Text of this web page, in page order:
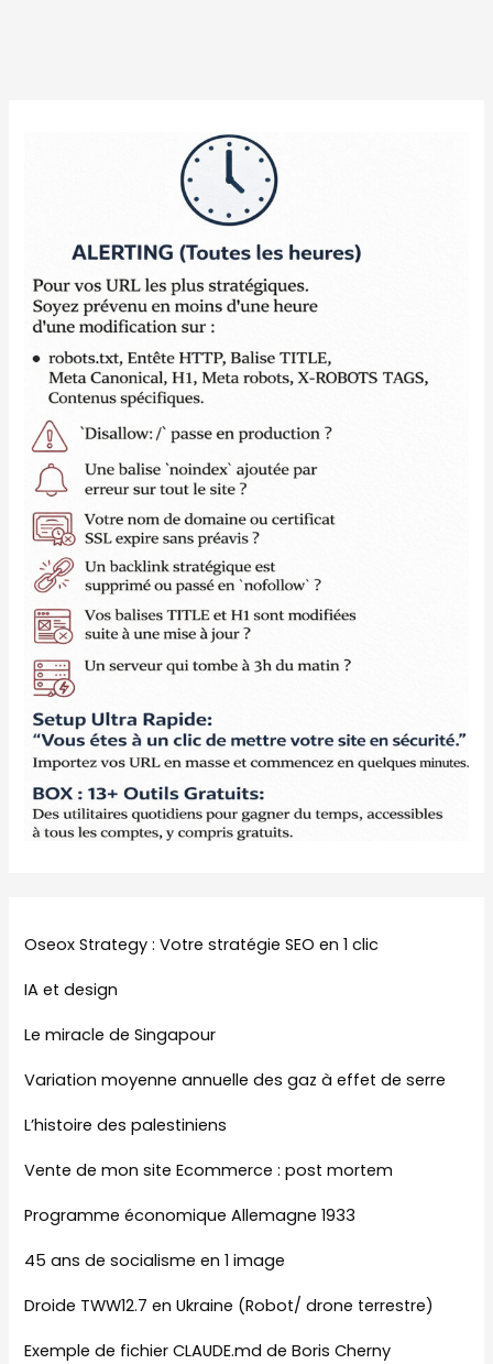
Oseox Strategy : Votre stratégie SEO en 1 clic
IA et design
Le miracle de Singapour
Variation moyenne annuelle des gaz à effet de serre
L’histoire des palestiniens
Vente de mon site Ecommerce : post mortem
Programme économique Allemagne 1933
45 ans de socialisme en 1 image
Droide TWW12.7 en Ukraine (Robot/ drone terrestre)
Exemple de fichier CLAUDE.md de Boris Cherny